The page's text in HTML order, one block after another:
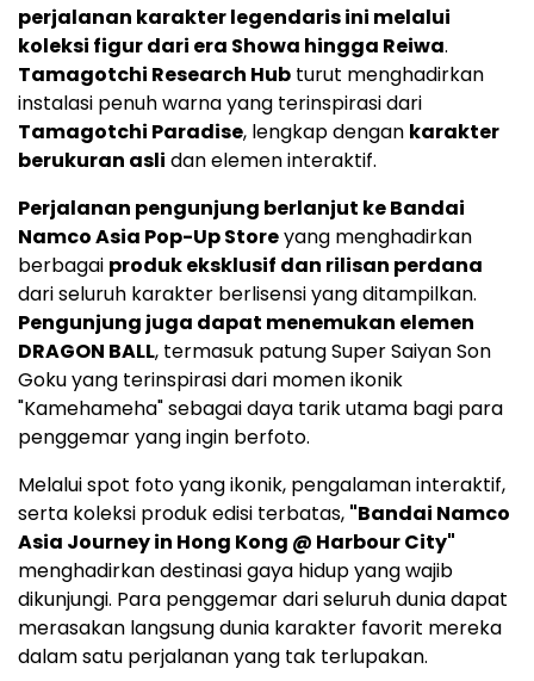
perjalanan karakter legendaris ini melalui
koleksi figur dari era Showa hingga Reiwa.
Tamagotchi Research Hub turut menghadirkan
instalasi penuh warna yang terinspirasi dari
Tamagotchi Paradise, lengkap dengan karakter
berukuran asli dan elemen interaktif.
Perjalanan pengunjung berlanjut ke Bandai
Namco Asia Pop-Up Storeyang menghadirkan
berbagai produk eksklusif dan rilisan perdana
dari seluruh karakter berlisensi yang ditampilkan.
Pengunjung juga dapat menemukan elemen
DRAGON BALL, termasuk patung Super Saiyan Son
Goku yang terinspirasi dari momen ikonik
"Kamehameha" sebagai daya tarik utama bagi para
penggemar yang ingin berfoto.
Melalui spot foto yang ikonik, pengalaman interaktif,
serta koleksi produk edisi terbatas, "Bandai Namco
Asia Journey in Hong Kong @ Harbour City"
menghadirkan destinasi gaya hidup yang wajib
dikunjungi. Para penggemar dari seluruh dunia dapat
merasakan langsung dunia karakter favorit mereka
dalam satu perjalanan yang tak terlupakan.